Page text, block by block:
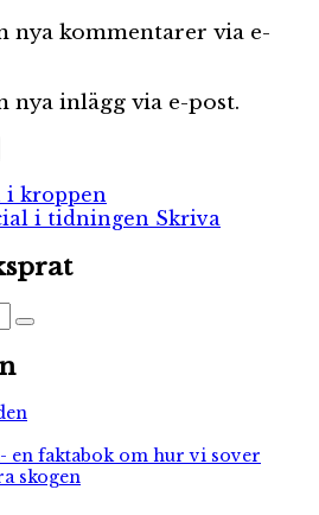
nya kommentarer via e-
nya inlägg via e-post.
kroppen
i tidningen Skriva
Sök
en faktabok om hur vi sover
skogen